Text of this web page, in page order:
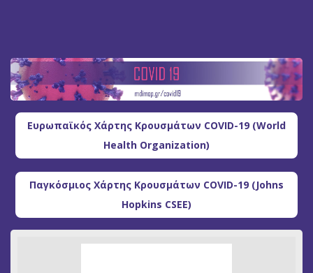
Ευρωπαϊκός Χάρτης Κρουσμάτων COVID-19 (World
Health Organization)
Παγκόσμιος Χάρτης Κρουσμάτων COVID-19 (Johns
Hopkins CSEE)